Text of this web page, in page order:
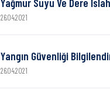
26.04.2021
Yangın Güvenliği
26.04.2021